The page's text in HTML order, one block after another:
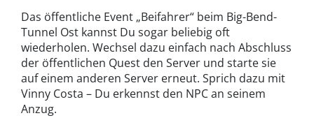
Das öffentliche Event „Beifahrer“ beim Big-Bend-
Tunnel Ost kannst Du sogar beliebig oft
wiederholen. Wechsel dazu einfach nach Abschluss
der öffentlichen Quest den Server und starte sie
auf einem anderen Server erneut. Sprich dazu mit
Vinny Costa – Du erkennst den NPC an seinem
Anzug.